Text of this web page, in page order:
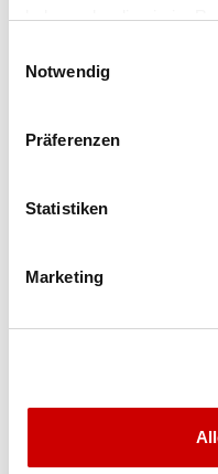
haben oder die sie im
Notwendig
Präferenzen
Statistiken
Marketing
IN DEN WARENKORB
Bis 17:00 Uhr